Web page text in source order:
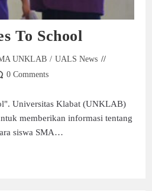
To School
UNKLAB / UALS News
0 Comments
Universitas Klabat (UNKLAB)
memberikan informasi tentang
siswa SMA…